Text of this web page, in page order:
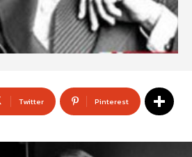
Twitter Pinterest